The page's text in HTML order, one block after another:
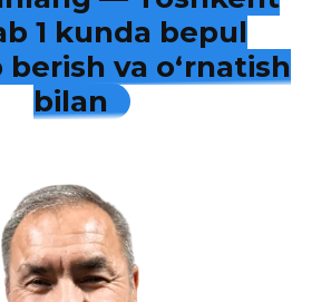
1 kunda bepul
va o‘rnatish
bilan